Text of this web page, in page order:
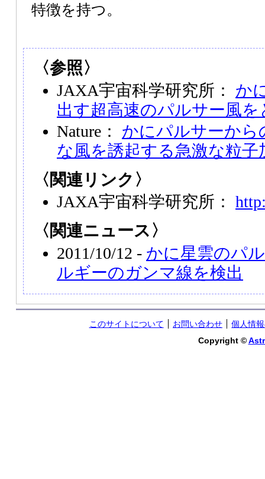
特徴を持つ。
〈参照〉
JAXA宇宙科学研究所： か
出す超高速のパルサー風を
Nature： かにパルサーから
な風を誘起する急激な粒子
〈関連リンク〉
JAXA宇宙科学研究所：
〈関連ニュース〉
2011/10/12 - かに星雲のパ
ルギーのガンマ線を検出
このサイトについて お問い合わせ
個人情
Copyright ©